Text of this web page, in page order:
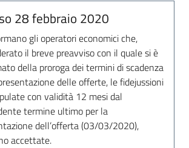
28 febbraio 2020
gli operatori economici che,
il breve preavviso con il quale si è
della proroga dei termini di scadenza
delle offerte, le fidejussioni
con validità 12 mesi dal
termine ultimo per la
dell’offerta (03/03/2020),
accettate.